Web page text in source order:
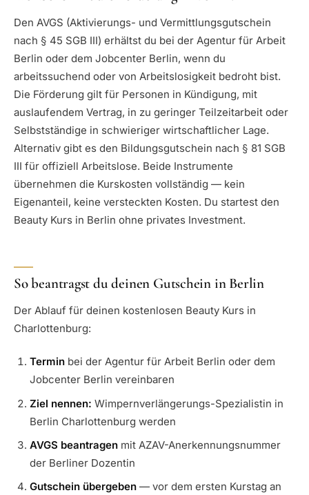
Den AVGS (Aktivierungs- und Vermittlungsgutschein
nach § 45 SGB III) erhältst du bei der Agentur für Arbeit
Berlin oder dem Jobcenter Berlin, wenn du
arbeitssuchend oder von Arbeitslosigkeit bedroht bist.
Die Förderung gilt für Personen in Kündigung, mit
auslaufendem Vertrag, in zu geringer Teilzeitarbeit oder
Selbstständige in schwieriger wirtschaftlicher Lage.
Alternativ gibt es den Bildungsgutschein nach § 81 SGB
III für offiziell Arbeitslose. Beide Instrumente
übernehmen die Kurskosten vollständig — kein
Eigenanteil, keine versteckten Kosten. Du startest den
Beauty Kurs in Berlin ohne privates Investment.
So beantragst du deinen Gutschein in Berlin
Der Ablauf für deinen kostenlosen Beauty Kurs in
Charlottenburg:
Terminbei der Agentur für Arbeit Berlin oder dem
Jobcenter Berlin vereinbaren
Ziel nennen: Wimpernverlängerungs-Spezialistin in
Berlin Charlottenburg werden
AVGS beantragenmit AZAV-Anerkennungsnummer
der Berliner Dozentin
Gutschein übergeben— vor dem ersten Kurstag an